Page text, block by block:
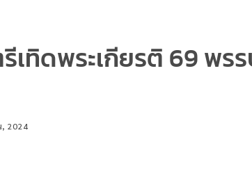
ทิดพระเกียรติ 69 พร
, 2024